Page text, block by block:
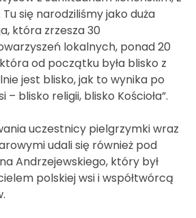
się narodziliśmy jako duża
która zrzesza 30
lokalnych, ponad 20
od początku była blisko z
jest blisko, jak to wynika po
blisko religii, blisko Kościoła”.
uczestnicy pielgrzymki wraz
udali się również pod
Andrzejewskiego, który był
polskiej wsi i współtwórcą